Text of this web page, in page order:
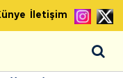
İletişim